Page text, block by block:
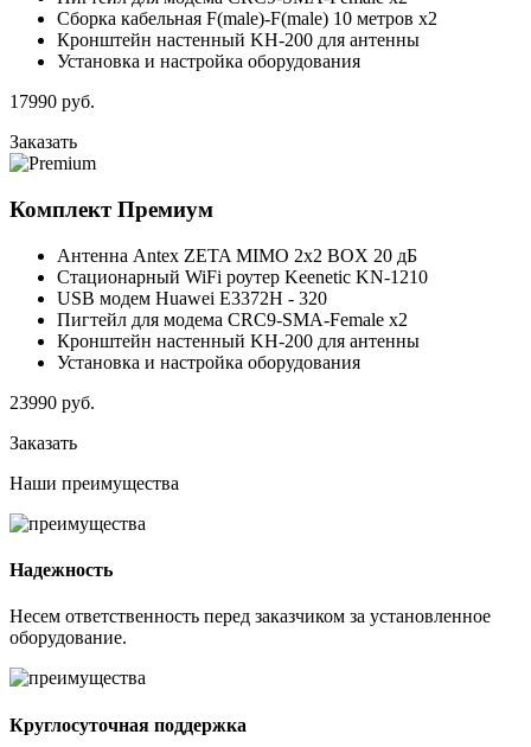
Сборка кабельная F(male)-F(male) 10 метров x2
Кронштейн настенный KH-200 для антенны
Установка и настройка оборудования
17990 руб.
Заказать
КомплектПремиум
Антенна Antex ZETA MIMO 2x2 BOX 20 дБ
Стационарный WiFi роутер Keenetic KN-1210
USB модем Huawei E3372H - 320
Пигтейл для модема CRC9-SMA-Female x2
Кронштейн настенный KH-200 для антенны
Установка и настройка оборудования
23990 руб.
Заказать
Наши преимущества
Надежность
Несем ответственность перед заказчиком за установленное
оборудование.
Круглосуточная поддержка